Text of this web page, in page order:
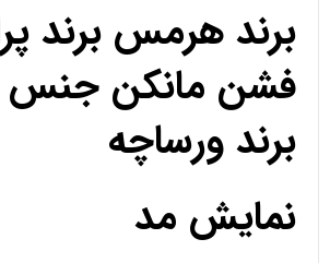
برند هرمس برند
فشن مانکن جنس
برند ورساچه
نمایش مد